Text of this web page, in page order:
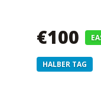
€100
HALBER TAG